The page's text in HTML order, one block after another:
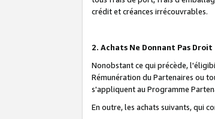
crédit et créances irrécouvrables.
2. Achats Ne Donnant Pas Droit
Nonobstant ce qui précède,
Rémunération du Partenaires ou
s'appliquent au Programme
En outre, les achats suivants, qui